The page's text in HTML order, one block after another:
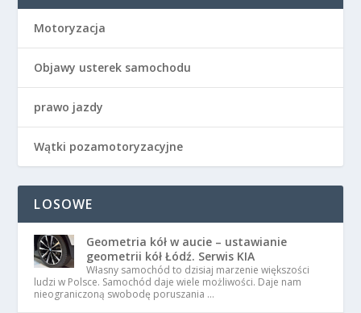
Motoryzacja
Objawy usterek samochodu
prawo jazdy
Wątki pozamotoryzacyjne
LOSOWE
Geometria kół w aucie – ustawianie
geometrii kół Łódź. Serwis KIA
Własny samochód to dzisiaj marzenie większości
ludzi w Polsce. Samochód daje wiele możliwości. Daje nam
nieograniczoną swobodę poruszania …